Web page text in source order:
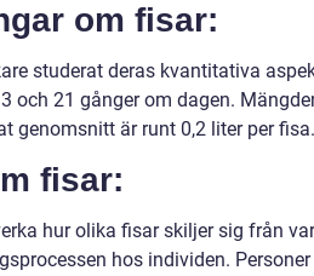
om fisar:
studerat deras kvantitativa
och 21 gånger om dagen.
genomsnitt är runt 0,2 liter per fisa.
fisar:
hur olika fisar skiljer sig från
hos individen.